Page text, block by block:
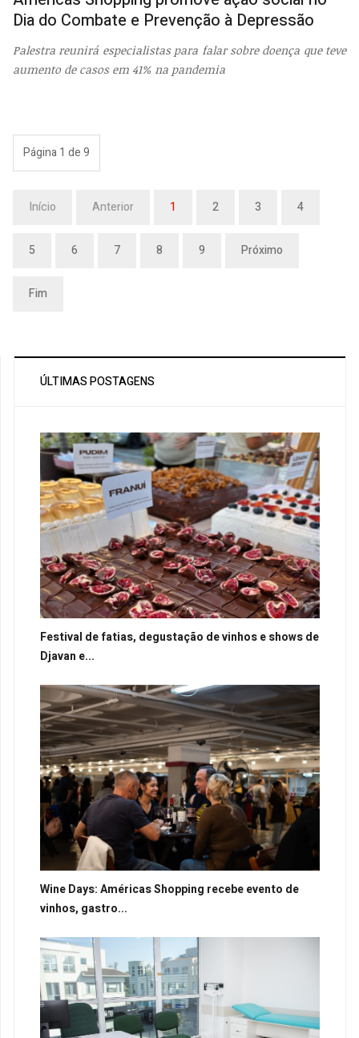
Dia do Combate e Prevenção à Depressão
Palestra reunirá especialistas para falar sobre doença que teve
aumento de casos em 41% na pandemia
Página 1 de 9
Início Anterior 1 2 3 4
5 6 7 8 9 Próximo
Fim
ÚLTIMAS POSTAGENS
Festival de fatias, degustação de vinhos e shows de
Djavan e...
Wine Days: Américas Shopping recebe evento de
vinhos, gastro...